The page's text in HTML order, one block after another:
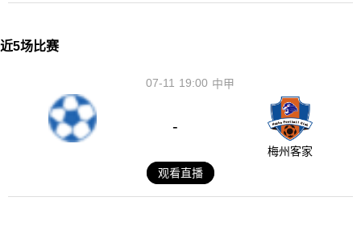
近5场比赛
19:00
07-11 中甲
-
梅州客家
观看直播